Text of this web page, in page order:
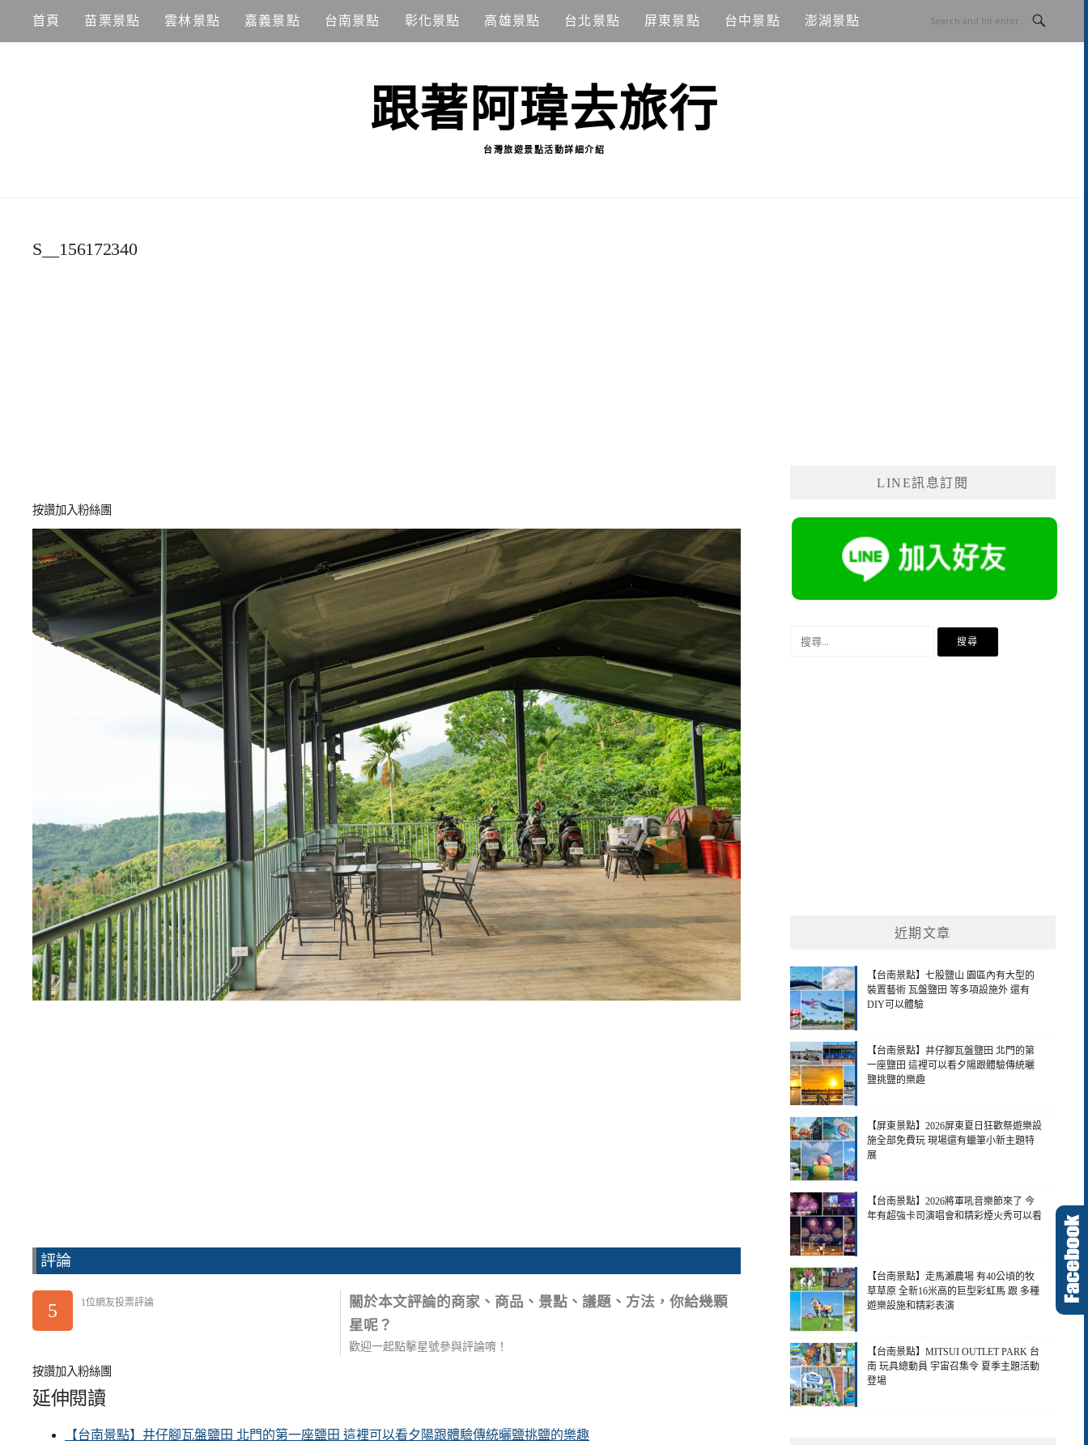
content
首頁 苗栗景點 雲林景點 嘉義景點 台南景點 彰化景點 高雄景點 台北景點 屏東景點 台中景點 澎湖景點
跟著阿瑋去旅行
台灣旅遊景點活動詳細介紹
S__156172340
按讚加入粉絲團
評論
5 1位網友投票評論
關於本文評論的商家、商品、景點、議題、方法，你給幾顆
星呢？
歡迎一起點擊星號參與評論唷！
按讚加入粉絲團
延伸閱讀
【台南景點】井仔腳瓦盤鹽田 北門的第一座鹽田 這裡可以看夕陽跟體驗傳統曬鹽挑鹽的樂趣
LINE訊息訂閱
近期文章
【台南景點】七股鹽山 園區內有大型的
裝置藝術 瓦盤鹽田 等多項設施外 還有
DIY可以體驗
【台南景點】井仔腳瓦盤鹽田 北門的第
一座鹽田 這裡可以看夕陽跟體驗傳統曬
鹽挑鹽的樂趣
【屏東景點】2026屏東夏日狂歡祭遊樂設
施全部免費玩 現場還有蠟筆小新主題特
展
【台南景點】2026將軍吼音樂節來了 今
年有超強卡司演唱會和精彩煙火秀可以看
【台南景點】走馬瀨農場 有40公頃的牧
草草原 全新16米高的巨型彩虹馬 跟 多種
遊樂設施和精彩表演
【台南景點】MITSUI OUTLET PARK 台
南 玩具總動員 宇宙召集令 夏季主題活動
登場